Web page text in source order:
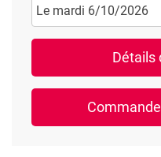
Le mardi 6/10/2026